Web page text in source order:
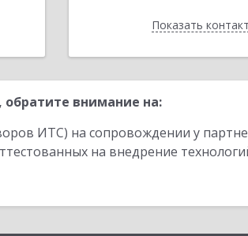
ПоказатьНазад
внимание на:
ИТС) на сопровождении у
на внедрение